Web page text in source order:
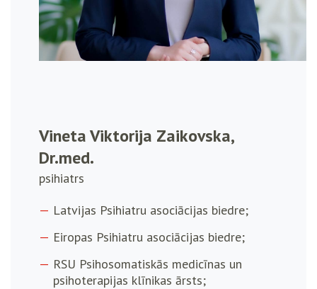
Vineta Viktorija Zaikovska,
Dr.med.
psihiatrs
Latvijas Psihiatru asociācijas biedre;
Eiropas Psihiatru asociācijas biedre;
RSU Psihosomatiskās medicīnas un
psihoterapijas klīnikas ārsts;